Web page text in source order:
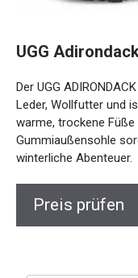
UGG
Der UGG
Leder, Wollfutter und
warme, trockene Füße
Gummiaußensohle
winterliche Abenteuer.
Preis prüfen